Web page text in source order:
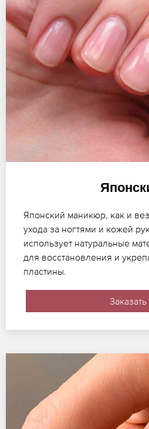
Японский маникюр, как и
ухода за ногтями и кожей
использует натуральные
для восстановления и
пластины.
Заказать